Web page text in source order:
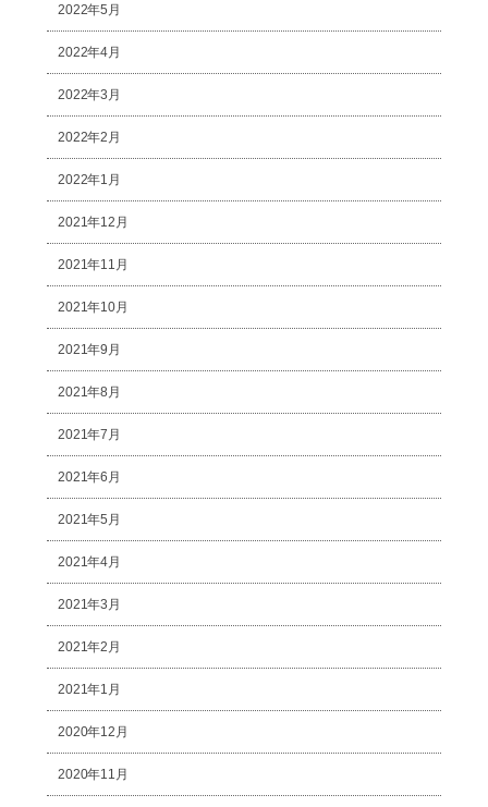
2022年5月
2022年4月
2022年3月
2022年2月
2022年1月
2021年12月
2021年11月
2021年10月
2021年9月
2021年8月
2021年7月
2021年6月
2021年5月
2021年4月
2021年3月
2021年2月
2021年1月
2020年12月
2020年11月